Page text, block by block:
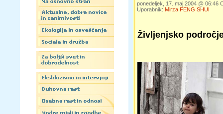
ponedeljek, 17. maj 2004 @ 06:46
Uporabnik: Mirza FENG SHUI
Življenjsko